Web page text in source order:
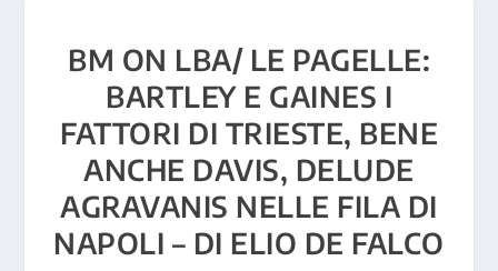
BM ON LBA/ LE PAGELLE:
BARTLEY E GAINES I
FATTORI DI TRIESTE, BENE
ANCHE DAVIS, DELUDE
AGRAVANIS NELLE FILA DI
NAPOLI – DI ELIO DE FALCO